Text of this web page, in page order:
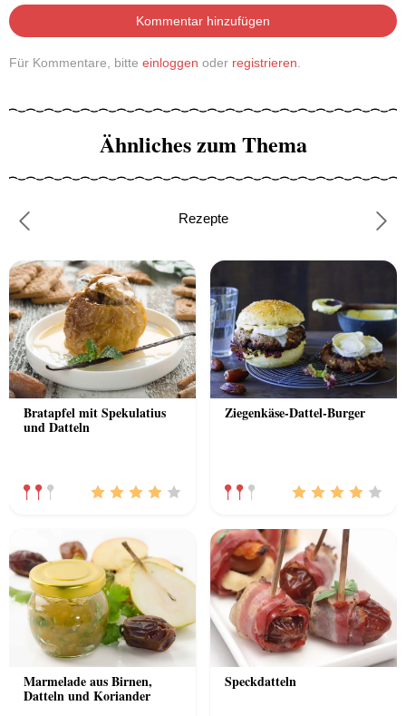
Kommentar hinzufügen
Für Kommentare, bitte einloggen oder registrieren.
Ähnliches zum Thema
Rezepte
Bratapfel mit Spekulatius
und Datteln
Ziegenkäse-Dattel-Burger
Marmelade aus Birnen,
Datteln und Koriander
Speckdatteln